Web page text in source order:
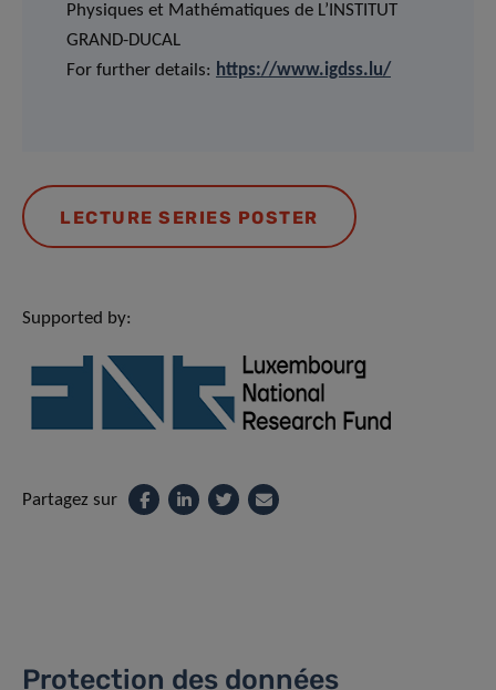
Physiques et Mathématiques de L’INSTITUT
GRAND-DUCAL
For further details: https://www.igdss.lu/
LECTURE SERIES POSTER
Supported by:
Partagez sur
Protection des données